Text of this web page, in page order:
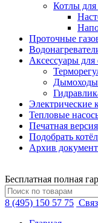
Котлы для
Проточные
Аксессуары для
Дымоходы
Электрические
Тепловые
Печатная
Подобрать котёл
Архив
Бесплатная полная
8 (495) 150 57 75